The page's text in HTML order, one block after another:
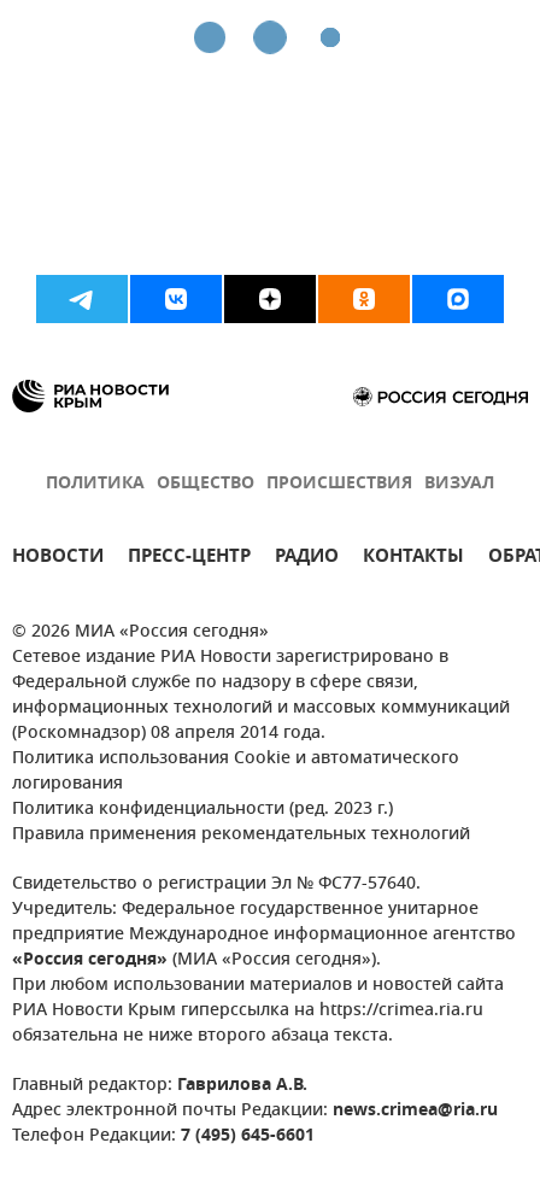
ПОЛИТИКА ОБЩЕСТВО ПРОИСШЕСТВИЯ ВИЗУАЛ
НОВОСТИ ПРЕСС-ЦЕНТР РАДИО КОНТАКТЫ
© 2026 МИА «Россия сегодня»
Сетевое издание РИА Новости зарегистрировано в
Федеральной службе по надзору в сфере связи,
информационных технологий и массовых коммуникаций
(Роскомнадзор) 08 апреля 2014 года.
Политика использования Cookie и автоматического
логирования
Политика конфиденциальности (ред. 2023 г.)
Правила применения рекомендательных технологий
Свидетельство о регистрации Эл № ФС77-57640.
Учредитель: Федеральное государственное унитарное
предприятие Международное информационное агентство
«Россия сегодня» (МИА «Россия сегодня»).
При любом использовании материалов и новостей сайта
РИА Новости Крым гиперссылка на https://crimea.ria.ru
обязательна не ниже второго абзаца текста.
Главный редактор: Гаврилова А.В.
Адрес электронной почты Редакции: news.crimea@ria.ru
Телефон Редакции: 7 (495) 645-6601